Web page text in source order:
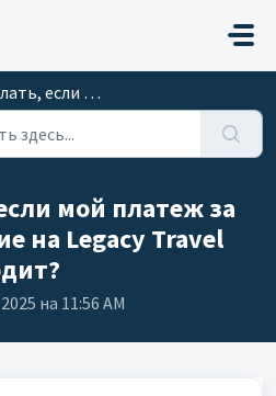
за бронирование на Legacy Tra...
мой платеж за
на Legacy Travel
на 11:56 AM